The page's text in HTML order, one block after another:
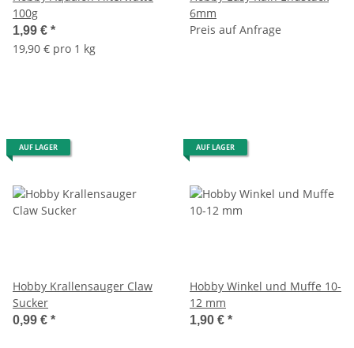
100g
1,99 € *
19,90 € pro 1 kg
6mm
Preis auf Anfrage
AUF LAGER
Hobby Krallensauger Claw
Sucker
0,99 € *
AUF LAGER
Hobby Winkel und Muffe 10-
12 mm
1,90 € *